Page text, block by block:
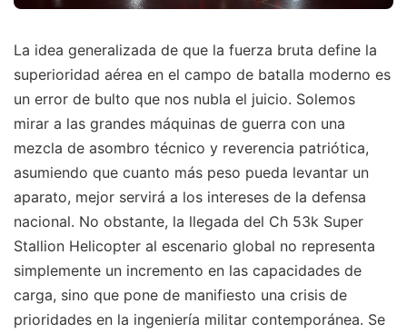
La idea generalizada de que la fuerza bruta define la
superioridad aérea en el campo de batalla moderno es
un error de bulto que nos nubla el juicio. Solemos
mirar a las grandes máquinas de guerra con una
mezcla de asombro técnico y reverencia patriótica,
asumiendo que cuanto más peso pueda levantar un
aparato, mejor servirá a los intereses de la defensa
nacional. No obstante, la llegada del Ch 53k Super
Stallion Helicopter al escenario global no representa
simplemente un incremento en las capacidades de
carga, sino que pone de manifiesto una crisis de
prioridades en la ingeniería militar contemporánea. Se